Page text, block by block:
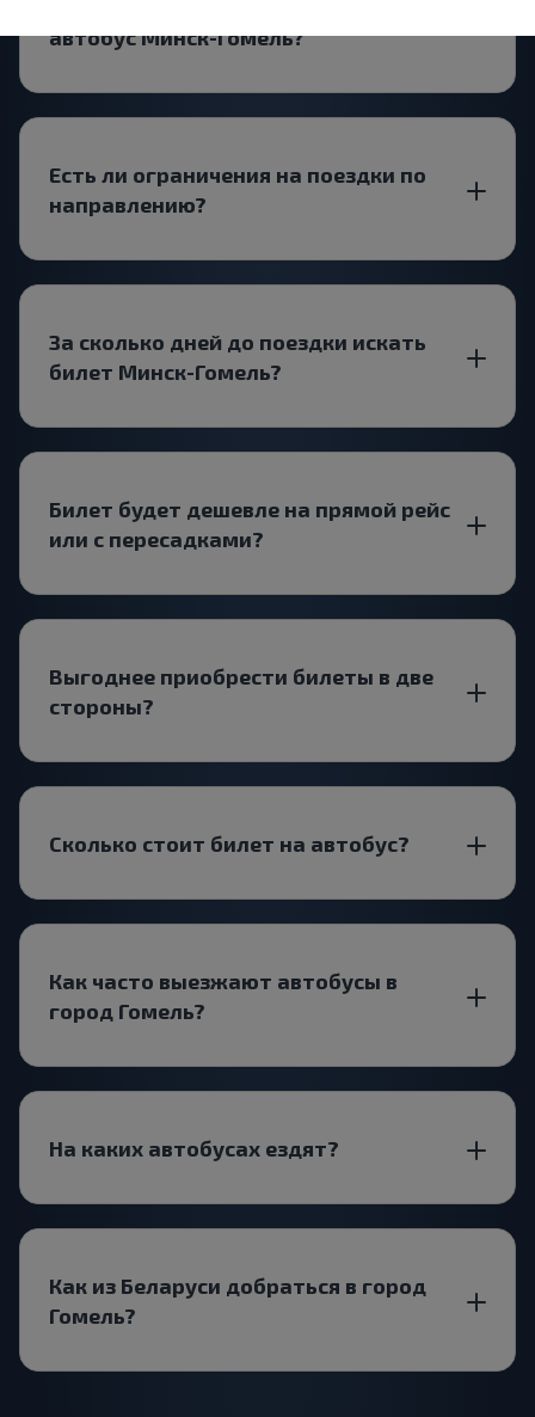
автобус Минск-Гомель?
Есть ли ограничения на поездки по
направлению?
За сколько дней до поездки искать
билет Минск-Гомель?
Билет будет дешевле на прямой рейс
или с пересадками?
Выгоднее приобрести билеты в две
стороны?
Сколько стоит билет на автобус?
Как часто выезжают автобусы в
город Гомель?
На каких автобусах ездят?
Как из Беларуси добраться в город
Гомель?